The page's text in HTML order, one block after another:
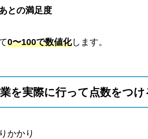
との満足度
0〜100で数値化します。
を実際に行って点数をつけ
かかり